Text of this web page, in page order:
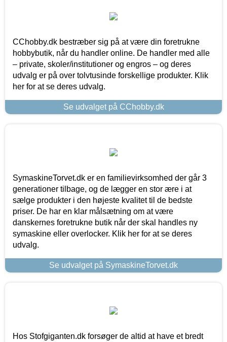
CChobby.dk bestræber sig på at være din foretrukne
hobbybutik, når du handler online. De handler med alle
– private, skoler/institutioner og engros – og deres
udvalg er på over tolvtusinde forskellige produkter. Klik
her for at se deres udvalg.
Se udvalget på CChobby.dk
SymaskineTorvet.dk er en familievirksomhed der går 3
generationer tilbage, og de lægger en stor ære i at
sælge produkter i den højeste kvalitet til de bedste
priser. De har en klar målsætning om at være
danskernes foretrukne butik når der skal handles ny
symaskine eller overlocker. Klik her for at se deres
udvalg.
Se udvalget på SymaskineTorvet.dk
Hos Stofgiganten.dk forsøger de altid at have et bredt